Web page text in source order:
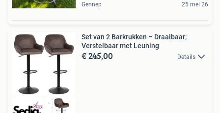
Gennep 25 mei 26
Set van 2 Barkrukken – Draaibaar;
Verstelbaar met Leuning
€ 245,00 Details